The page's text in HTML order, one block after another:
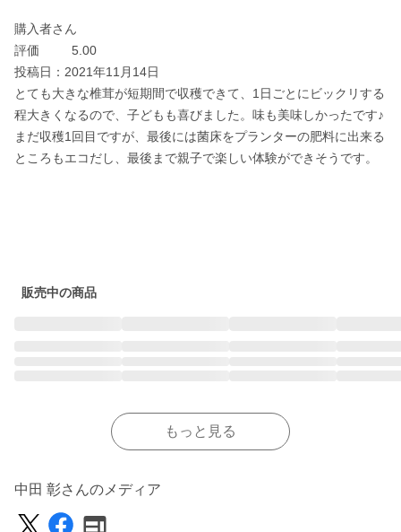
購入者さん
評価		5.00
投稿日：2021年11月14日
とても大きな椎茸が短期間で収穫できて、1日ごとにビックリする
程大きくなるので、子どもも喜びました。味も美味しかったです♪
まだ収穫1回目ですが、最後には菌床をプランターの肥料に出来る
ところもエコだし、最後まで親子で楽しい体験ができそうです。
販売中の商品
もっと見る
中田 彰さんのメディア